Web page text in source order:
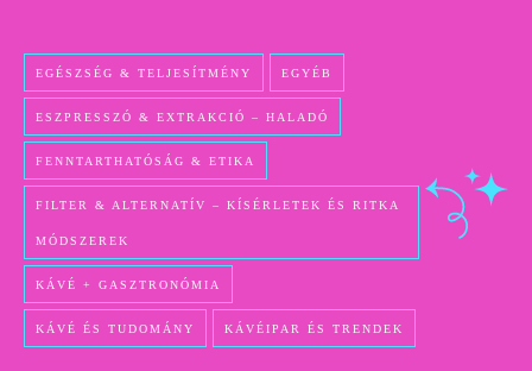
EGÉSZSÉG & TELJESÍTMÉNY EGYÉB
ESZPRESSZÓ & EXTRAKCIÓ – HALADÓ
FENNTARTHATÓSÁG & ETIKA
FILTER & ALTERNATÍV – KÍSÉRLETEK ÉS RITKA
MÓDSZEREK
KÁVÉ + GASZTRONÓMIA
KÁVÉ ÉS TUDOMÁNY KÁVÉIPAR ÉS TRENDEK